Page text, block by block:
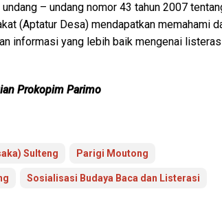
– undang nomor 43 tahun 2007
(Aptatur Desa) mendapatkan memahami
informasi yang lebih baik mengenai
Prokopim Parimo
Sulteng Parigi Moutong
Sosialisasi Budaya Baca dan Listerasi